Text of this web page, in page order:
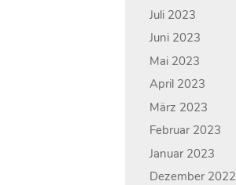
Juli 2023
Juni 2023
Mai 2023
April 2023
März 2023
Februar 2023
Januar 2023
Dezember 2022